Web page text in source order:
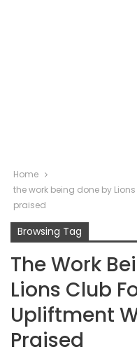
Home
the work being done by
praised
Browsing Tag
The Work
Lions Club
Upliftment
Praised